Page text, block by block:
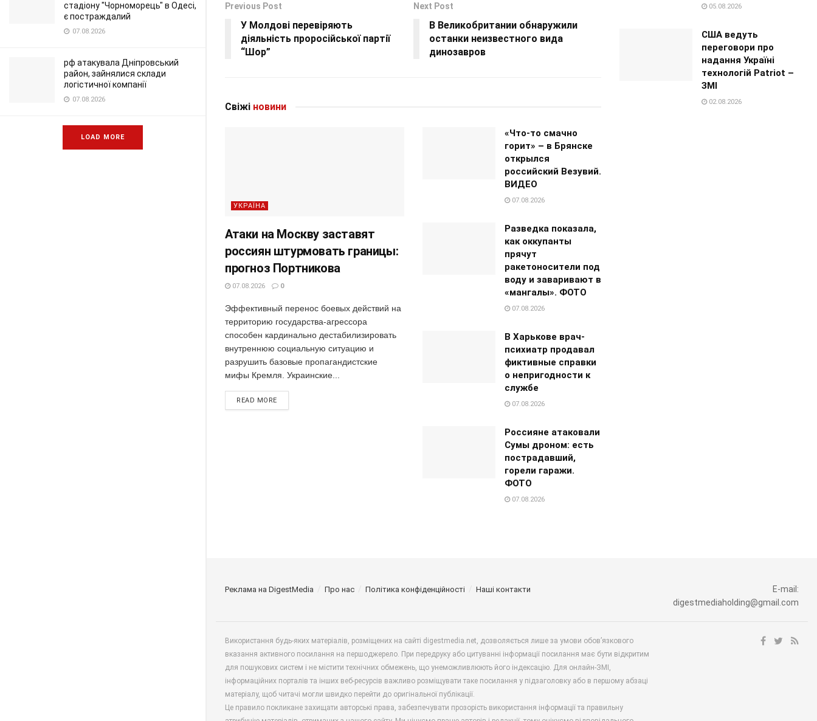
стадіону "Чорноморець" в Одесі,
є постраждалий
07.08.2026
рф атакувала Дніпровський
район, зайнялися склади
логістичної компанії
07.08.2026
LOAD MORE
Previous Post
У Молдові перевіряють
діяльність проросійської партії
“Шор”
Next Post
В Великобритании обнаружили
останки неизвестного вида
динозавров
Свіжі новини
УКРАЇНА
Атаки на Москву заставят
россиян штурмовать границы:
прогноз Портникова
07.08.2026 0
Эффективный перенос боевых действий на
территорию государства-агрессора
способен кардинально дестабилизировать
внутреннюю социальную ситуацию и
разрушить базовые пропагандистские
мифы Кремля. Украинские...
READ MORE
«Что-то смачно
горит» – в Брянске
открылся
российский Везувий.
ВИДЕО
07.08.2026
Разведка показала,
как оккупанты
прячут
ракетоносители под
воду и заваривают в
«мангалы». ФОТО
07.08.2026
В Харькове врач-
психиатр продавал
фиктивные справки
о непригодности к
службе
07.08.2026
Россияне атаковали
Сумы дроном: есть
пострадавший,
горели гаражи.
ФОТО
07.08.2026
05.08.2026
США ведуть
переговори про
надання Україні
технологій Patriot –
ЗМІ
02.08.2026
Реклама на DigestMedia Про нас Політика конфіденційності Наші контакти
E-mail:
digestmediaholding@gmail.com
Використання будь-яких матеріалів, розміщених на сайті digestmedia.net, дозволяється лише за умови обов’язкового
вказання активного посилання на першоджерело. При передруку або цитуванні інформації посилання має бути відкритим
для пошукових систем і не містити технічних обмежень, що унеможливлюють його індексацію. Для онлайн-ЗМІ,
інформаційних порталів та інших веб-ресурсів важливо розміщувати таке посилання у підзаголовку або в першому абзаці
матеріалу, щоб читачі могли швидко перейти до оригінальної публікації.
Це правило покликане захищати авторські права, забезпечувати прозорість використання інформації та правильну